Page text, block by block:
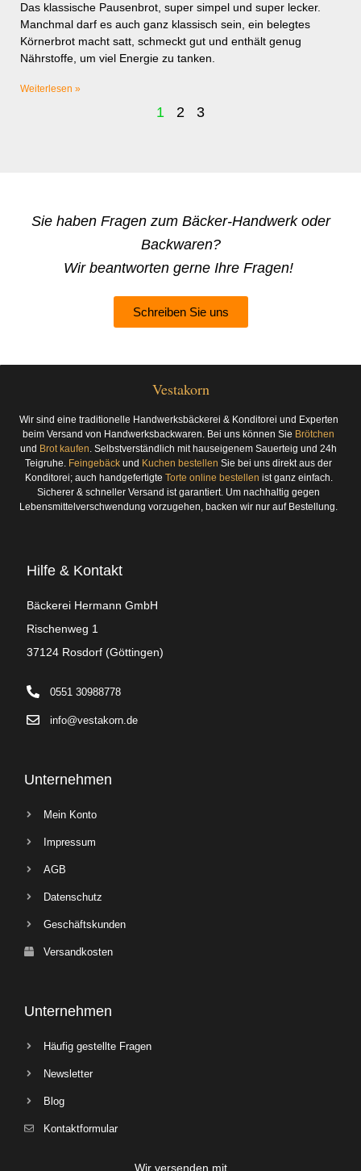
Das klassische Pausenbrot, super simpel und super lecker.
Manchmal darf es auch ganz klassisch sein, ein belegtes
Körnerbrot macht satt, schmeckt gut und enthält genug
Nährstoffe, um viel Energie zu tanken.
Weiterlesen »
1 2 3
Sie haben Fragen zum Bäcker-Handwerk oder
Backwaren?
Wir beantworten gerne Ihre Fragen!
Schreiben Sie uns
Vestakorn
Wir sind eine traditionelle Handwerksbäckerei & Konditorei und Experten
beim Versand von Handwerksbackwaren. Bei uns können Sie Brötchen
und Brot kaufen . Selbstverständlich mit hauseigenem Sauerteig und 24h
Teigruhe. Feingebäck und Kuchen bestellen Sie bei uns direkt aus der
Konditorei; auch handgefertigte Torte online bestellen ist ganz einfach.
Sicherer & schneller Versand ist garantiert. Um nachhaltig gegen
Lebensmittelverschwendung vorzugehen, backen wir nur auf Bestellung.
Hilfe & Kontakt
Bäckerei Hermann GmbH
Rischenweg 1
37124 Rosdorf (Göttingen)
0551 30988778
info@vestakorn.de
Unternehmen
Mein Konto
Impressum
AGB
Datenschutz
Geschäftskunden
Versandkosten
Unternehmen
Häufig gestellte Fragen
Newsletter
Blog
Kontaktformular
Wir versenden mit